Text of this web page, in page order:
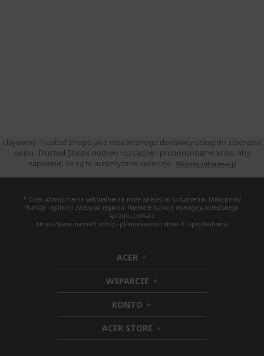
Używamy Trusted Shops jako niezależnego dostawcy usług do zbierania
opinii. Trusted Shops podjęło rozsądne i proporcjonalne kroki, aby
zapewnić, że są to autentyczne recenzje. Więcej informacji
* Czas udostępnienia uaktualnienia może zależeć od urządzenia. Dostępność
funkcji i aplikacji zależy od regionu. Niektóre funkcje wymagają określonego
sprzętu (zobacz
https://www.microsoft.com/pl-pl/windows/windows-11-specifications).
ACER h
i
d
d
e
n
WSPARCIE h
i
d
e
n
KONTO h
i
d
d
ACER STORE h
i